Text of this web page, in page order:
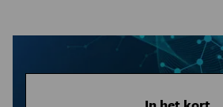
PSYCHE & BREIN